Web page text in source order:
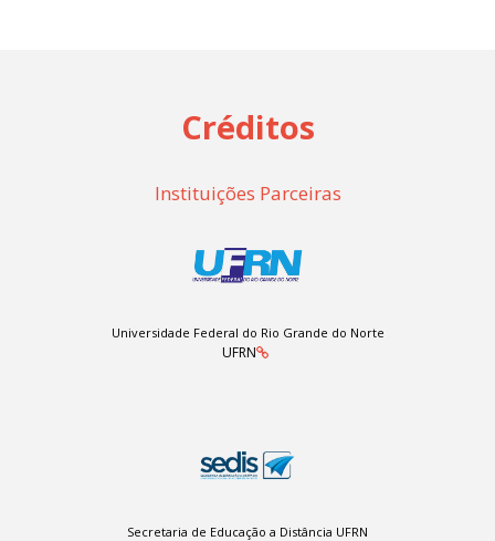
Créditos
Instituições Parceiras
Universidade Federal do Rio Grande do Norte
UFRN
Secretaria de Educação a Distância UFRN